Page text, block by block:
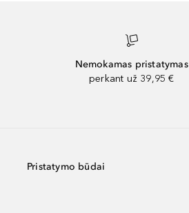
Nemokamas pristatymas
perkant už 39,95 €
Pristatymo būdai